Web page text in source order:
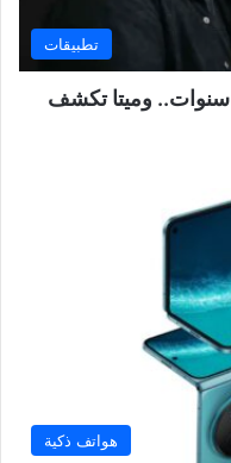
تطبيقات
رئيس واتساب يغادر منصبه بعد 7 سنوات.. وميتا تكشف
هواتف ذكية